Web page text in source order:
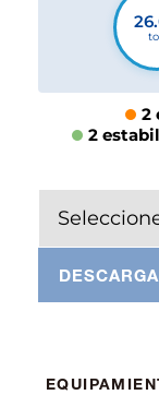
2
2